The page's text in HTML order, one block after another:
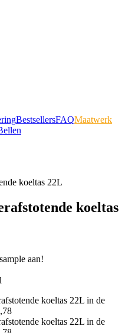
BestsellersFAQMaatwerk
koeltas 22L
koeltas
aan!